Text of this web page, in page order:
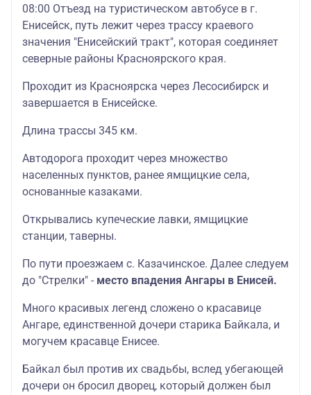
08:00 Отъезд на туристическом автобусе в г.
Енисейск, путь лежит через трассу краевого
значения "Енисейский тракт", которая соединяет
северные районы Красноярского края.
Проходит из Красноярска через Лесосибирск и
завершается в Енисейске.
Длина трассы 345 км.
Автодорога проходит через множество
населенных пунктов, ранее ямщицкие села,
основанные казаками.
Открывались купеческие лавки, ямщицкие
станции, таверны.
По пути проезжаем с. Казачинское. Далее следуем
до "Стрелки" - место впадения Ангары в Енисей.
Много красивых легенд сложено о красавице
Ангаре, единственной дочери старика Байкала, и
могучем красавце Енисее.
Байкал был против их свадьбы, вслед убегающей
дочери он бросил дворец, который должен был